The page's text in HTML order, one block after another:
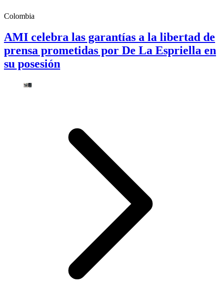
Colombia
AMI celebra las garantías a la libertad de
prensa prometidas por De La Espriella en
su posesión